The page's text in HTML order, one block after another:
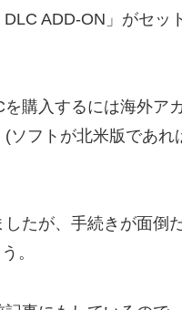
ADD-ON」がセッ
購入するには海外ア
ソフトが北米版であれ
たが、手続きが面倒
。